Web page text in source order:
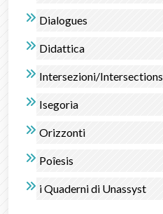
Dialogues
Didattica
Intersezioni/Intersections
Isegorìa
Orizzonti
Poîesis
i Quaderni di Unassyst